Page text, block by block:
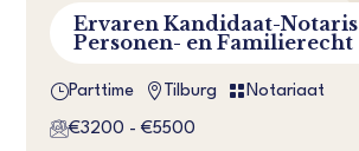
Ervaren Kandidaat-Notaris
Personen- en Familierecht
}Parttime  Tilburg Notariaat
€3200 - €5500